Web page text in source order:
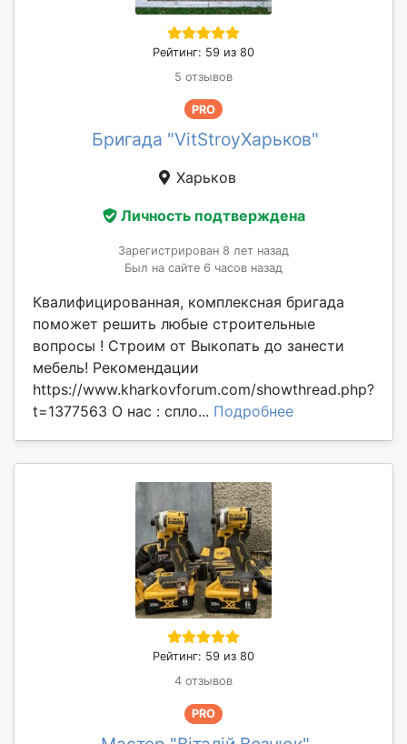
Рейтинг: 59 из 80
5 отзывов
PRO
Бригада "VitStroyХарьков"
Харьков
Личность подтверждена
Зарегистрирован 8 лет назад
Был на сайте 6 часов назад
Квалифицированная, комплексная бригада
поможет решить любые строительные
вопросы ! Строим от Выкопать до занести
мебель! Рекомендации
https://www.kharkovforum.com/showthread.php?
t=1377563 О нас : спло... Подробнее
Рейтинг: 59 из 80
4 отзывов
PRO